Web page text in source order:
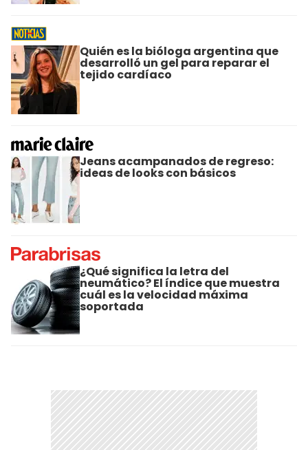
Quién es la bióloga argentina que
desarrolló un gel para reparar el
tejido cardíaco
Jeans acampanados de regreso:
ideas de looks con básicos
¿Qué significa la letra del
neumático? El índice que muestra
cuál es la velocidad máxima
soportada